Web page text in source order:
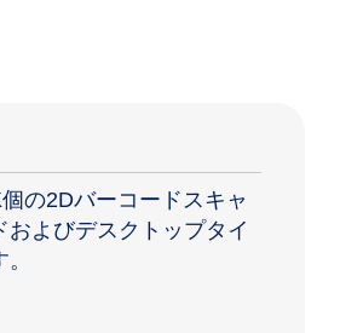
の2Dバーコードスキャ
よびデスクトップタイ